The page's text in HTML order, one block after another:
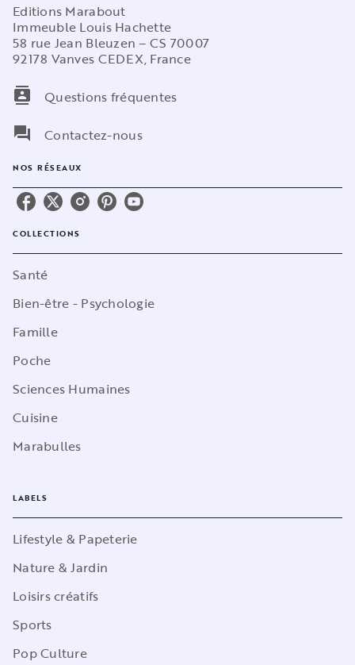
Editions Marabout
Immeuble Louis Hachette
58 rue Jean Bleuzen – CS 70007
92178 Vanves CEDEX, France
contacts
Questions fréquentes
question_answer
Contactez-nous
NOS RÉSEAUX
COLLECTIONS
Santé
Bien-être - Psychologie
Famille
Poche
Sciences Humaines
Cuisine
Marabulles
LABELS
Lifestyle & Papeterie
Nature & Jardin
Loisirs créatifs
Sports
Pop Culture